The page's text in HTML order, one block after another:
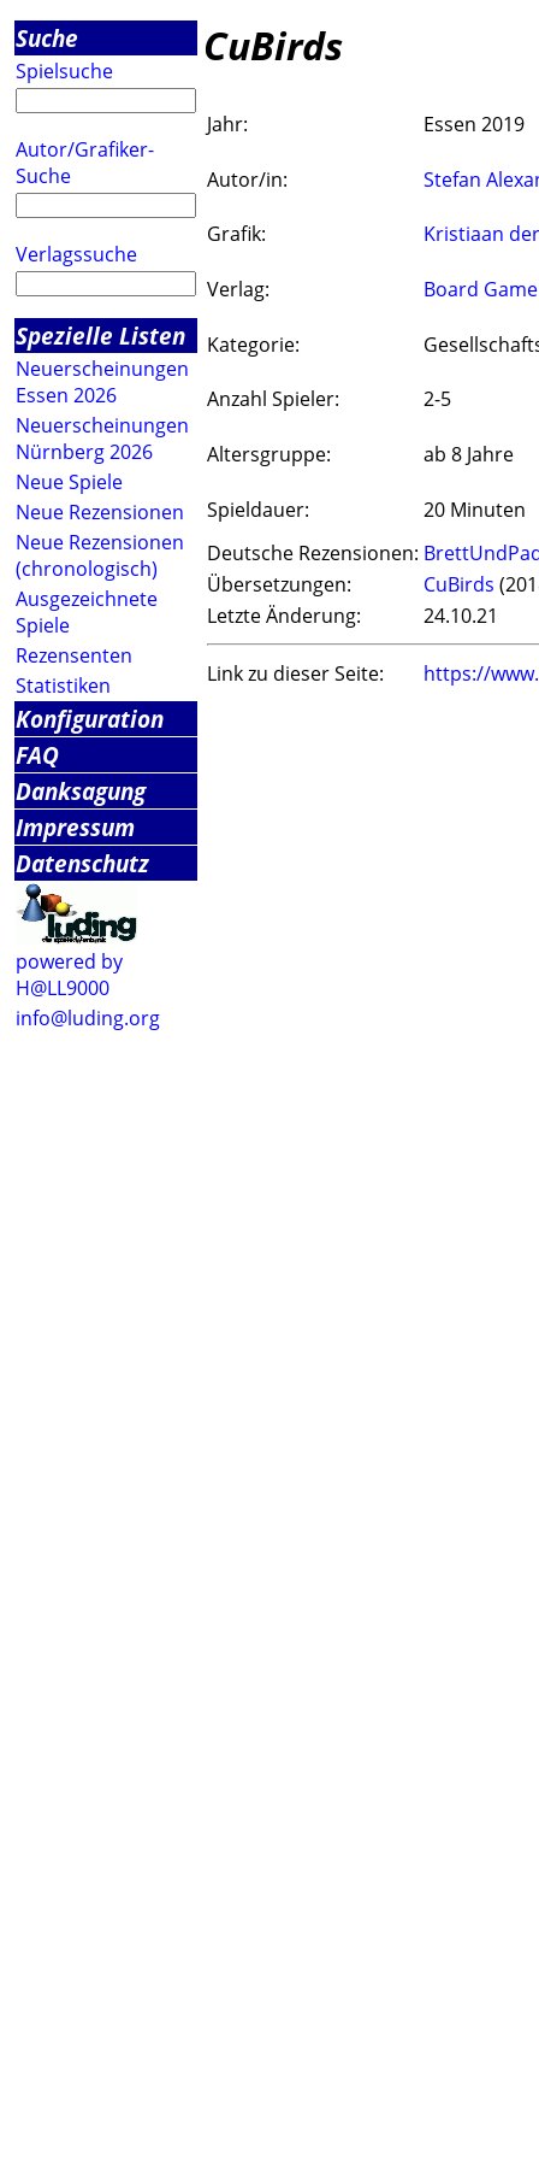
Suche
Spielsuche
Autor/Grafiker-
Suche
Verlagssuche
Spezielle Listen
Neuerscheinungen
Essen 2026
Neuerscheinungen
Nürnberg 2026
Neue Spiele
Neue Rezensionen
Neue Rezensionen
(chronologisch)
Ausgezeichnete
Spiele
Rezensenten
Statistiken
Konfiguration
FAQ
Danksagung
Impressum
Datenschutz
powered by
H@LL9000
info@luding.org
CuBirds
Jahr: Essen 2019
Autor/in: Stefan
Grafik: Kristiaan
Verlag: Board
Kategorie:
Anzahl Spieler: 2-5
Altersgruppe: ab 8 Jahre
Spieldauer:
20 Minuten
Deutsche Rezensionen:
Übersetzungen:
CuBirds
Letzte Änderung:
24.10.21
Link zu dieser Seite: https://